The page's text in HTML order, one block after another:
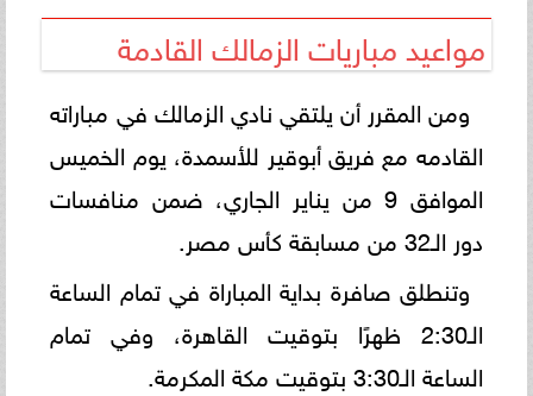
مواعيد مباريات الزمالك القادمة
ومن المقرر أن يلتقي نادي الزمالك في مباراته
القادمه مع فريق أبوقير للأسمدة، يوم الخميس
الموافق 9 من يناير الجاري، ضمن منافسات
دور الـ32 من مسابقة كأس مصر.
وتنطلق صافرة بداية المباراة في تمام الساعة
الـ2:30 ظهرًا بتوقيت القاهرة، وفي تمام
الساعة الـ3:30 بتوقيت مكة المكرمة.